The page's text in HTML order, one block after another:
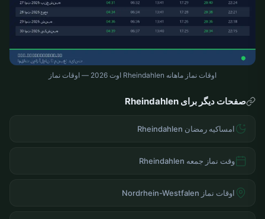
اوقات نماز ماهانه Rheindahlen اوت 2026 — اوقات نماز
صفحات دیگر برای Rheindahlen
امساکیه رمضان Rheindahlen
وقت نماز جمعه Rheindahlen
اوقات نماز Nordrhein-Westfalen